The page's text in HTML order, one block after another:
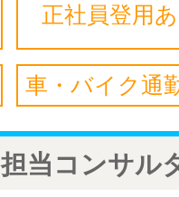
正社員登用
車・バイク通
担当コンサル